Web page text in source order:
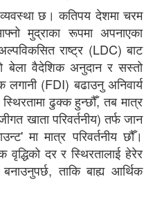
छ। कतिपय देशमा चरम
मुद्राका रूपमा अपनाएका
राष्ट्र (LDC) बाट
बेला वैदेशिक अनुदान र सस्तो
लगानी (FDI) बढाउनु अनिवार्य
ढुक्क हुन्छौँ, तब मात्र
खाता परिवर्तनीय) तर्फ जान
मा मात्र परिवर्तनीय छौँ।
वृद्धिको दर र स्थिरतालाई हेरेर
ताकि बाह्य आर्थिक